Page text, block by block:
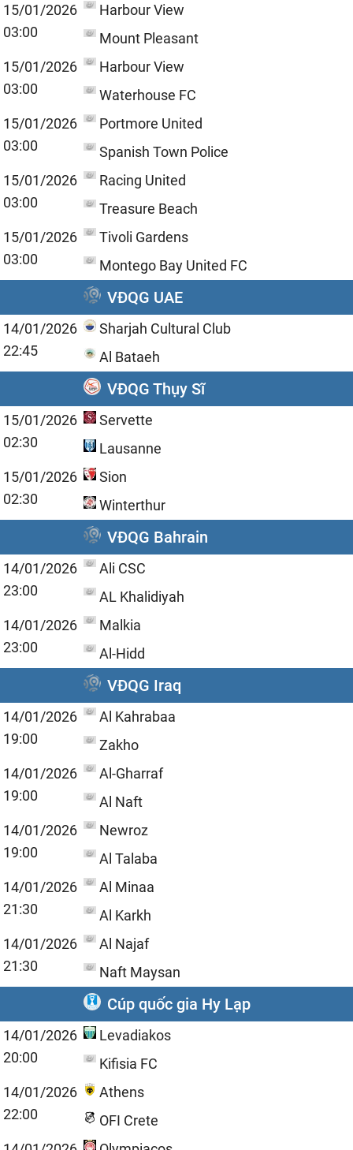
15/01/2026
03:00
Harbour View
Mount Pleasant
15/01/2026
03:00
Harbour View
Waterhouse FC
15/01/2026
03:00
Portmore United
Spanish Town Police
15/01/2026
03:00
Racing United
Treasure Beach
15/01/2026
03:00
Tivoli Gardens
Montego Bay United FC
VĐQG UAE
14/01/2026
22:45
Sharjah Cultural Club
Al Bataeh
VĐQG Thụy Sĩ
15/01/2026
02:30
Servette
Lausanne
15/01/2026
02:30
Sion
Winterthur
VĐQG Bahrain
14/01/2026
23:00
Ali CSC
AL Khalidiyah
14/01/2026
23:00
Malkia
Al-Hidd
VĐQG Iraq
14/01/2026
19:00
Al Kahrabaa
Zakho
14/01/2026
19:00
Al-Gharraf
Al Naft
14/01/2026
19:00
Newroz
Al Talaba
14/01/2026
21:30
Al Minaa
Al Karkh
14/01/2026
21:30
Al Najaf
Naft Maysan
Cúp quốc gia Hy Lạp
14/01/2026
20:00
Levadiakos
Kifisia FC
14/01/2026
22:00
Athens
OFI Crete